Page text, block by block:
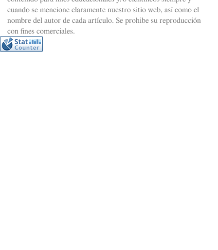
cuando se mencione claramente nuestro sitio web, así como el
nombre del autor de cada artículo. Se prohibe su reproducción
con fines comerciales.